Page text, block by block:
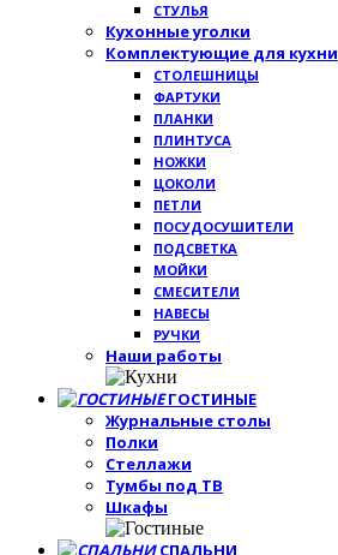
СТУЛЬЯ
Кухонные уголки
Комплектующие для кухни
СТОЛЕШНИЦЫ
ФАРТУКИ
ПЛАНКИ
ПЛИНТУСА
НОЖКИ
ЦОКОЛИ
ПЕТЛИ
ПОСУДОСУШИТЕЛИ
ПОДСВЕТКА
МОЙКИ
СМЕСИТЕЛИ
НАВЕСЫ
РУЧКИ
Наши работы
ГОСТИНЫЕ
Журнальные столы
Полки
Стеллажи
Тумбы под ТВ
Шкафы
СПАЛЬНИ